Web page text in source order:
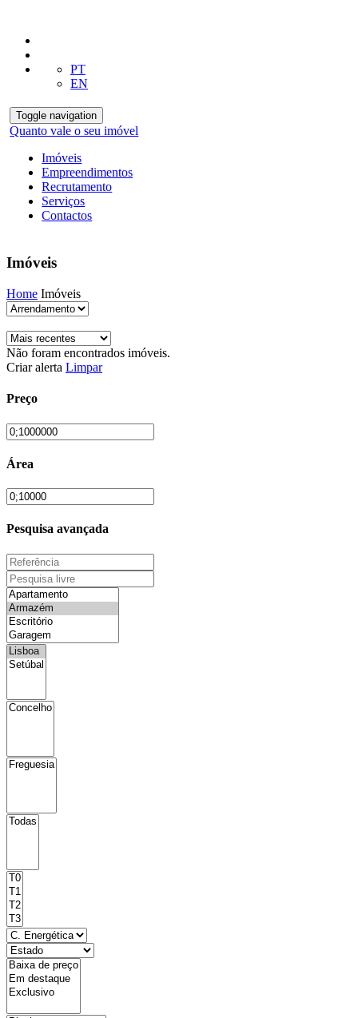
PT
EN
Toggle navigation
Quanto vale o seu imóvel
Imóveis
Empreendimentos
Recrutamento
Serviços
Contactos
Imóveis
Home Imóveis
Não foram encontrados imóveis.
Criar alerta Limpar
Preço
Área
Pesquisa avançada